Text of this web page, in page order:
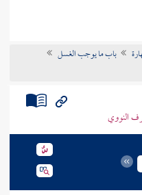
باب ما يوجب الغسل
النووي